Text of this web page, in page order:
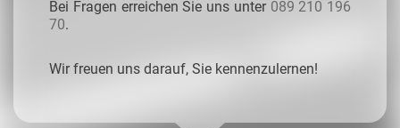
Bei Fragen erreichen Sie uns unter 089 210 196
70.
Wir freuen uns darauf, Sie kennenzulernen!